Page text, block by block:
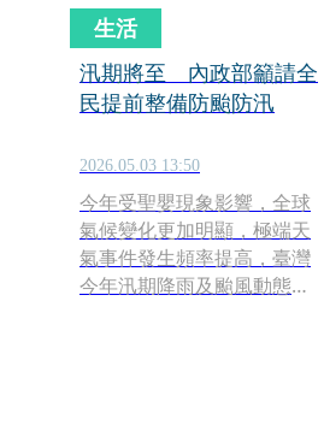
生活
汛期將至 內政部籲請全
民提前整備防颱防汛
2026.05.03 13:50
今年受聖嬰現象影響，全球
氣候變化更加明顯，極端天
氣事件發生頻率提高，臺灣
今年汛期降雨及颱風動態更